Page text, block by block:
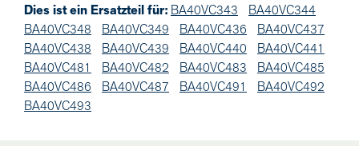
Dies ist ein Ersatzteil für: BA40VC343
BA40VC344
BA40VC348
BA40VC349 BA40VC436
BA40VC437
BA40VC438
BA40VC439 BA40VC440
BA40VC441
BA40VC481
BA40VC482 BA40VC483
BA40VC485
BA40VC486
BA40VC487 BA40VC491
BA40VC492
BA40VC493